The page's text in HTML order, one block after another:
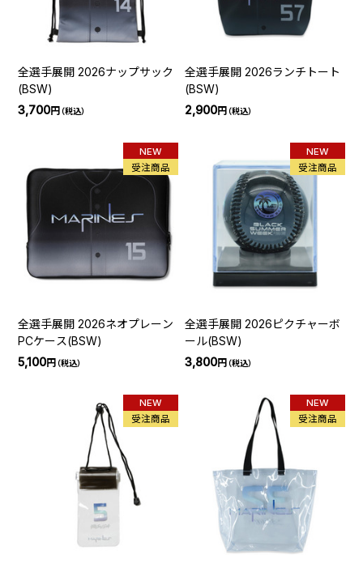
全選手展開 2026ナップサック
(BSW)
3,700円（税込）
全選手展開 2026ランチトート
(BSW)
2,900円（税込）
NEW
受注商品
全選手展開 2026ネオプレーン
PCケース(BSW)
5,100円（税込）
NEW
受注商品
全選手展開 2026ピクチャーボ
ール(BSW)
3,800円（税込）
NEW
受注商品
NEW
受注商品